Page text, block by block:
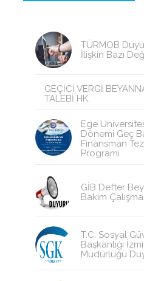
TÜRMOB
İlişkin Bazı
GEÇİCİ VERGİ
TALEBİ HK.
Ege
Dönemi Geç
Finansman
Programı
GİB Defter
Bakım
T.C. Sosyal
Başkanlığı
Müdürlüğü